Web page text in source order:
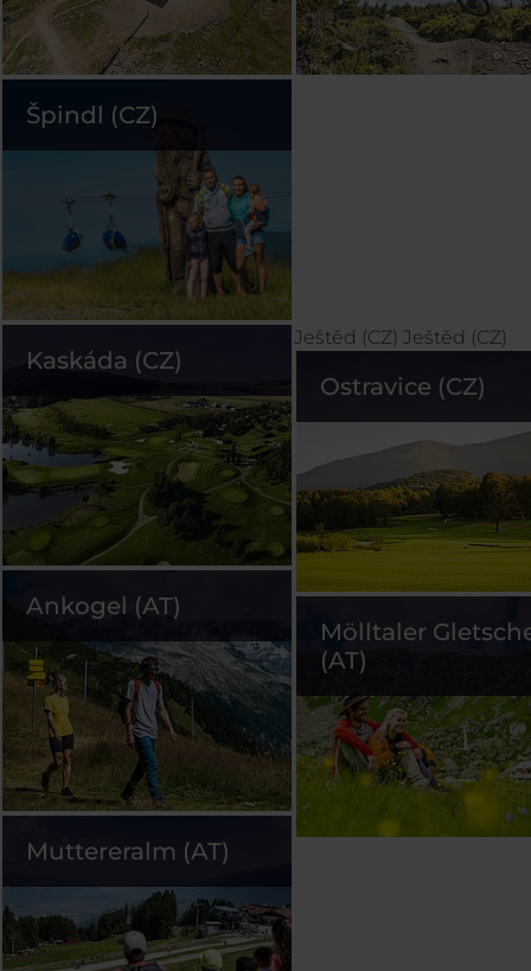
Špindl (CZ)
Ještěd (CZ) Ještěd (CZ)
Kaskáda (CZ)
Ostravice (CZ)
Ankogel (AT)
Mölltaler
(AT)
Muttereralm (AT)